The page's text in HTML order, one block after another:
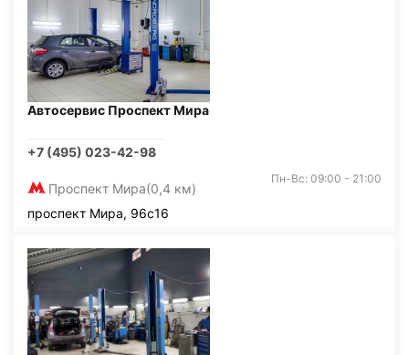
Автосервис Проспект Мира
+7 (495) 023-42-98
Проспект Мира(0,4 км)
Пн-Вс: 09:00 - 21:00
проспект Мира, 96с16